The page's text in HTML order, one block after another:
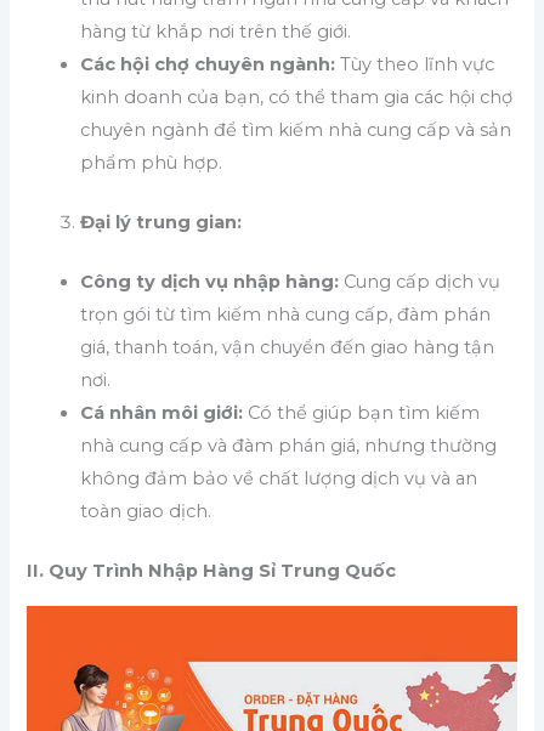
hàng từ khắp nơi trên thế giới.
Các hội chợ chuyên ngành: Tùy theo lĩnh vực
kinh doanh của bạn, có thể tham gia các hội chợ
chuyên ngành để tìm kiếm nhà cung cấp và sản
phẩm phù hợp.
Đại lý trung gian:
Công ty dịch vụ nhập hàng: Cung cấp dịch vụ
trọn gói từ tìm kiếm nhà cung cấp, đàm phán
giá, thanh toán, vận chuyển đến giao hàng tận
nơi.
Cá nhân môi giới: Có thể giúp bạn tìm kiếm
nhà cung cấp và đàm phán giá, nhưng thường
không đảm bảo về chất lượng dịch vụ và an
toàn giao dịch.
II. Quy Trình Nhập Hàng Sỉ Trung Quốc